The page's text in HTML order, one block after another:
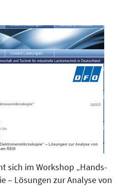
sich im Workshop „Hands-
– Lösungen zur Analyse von